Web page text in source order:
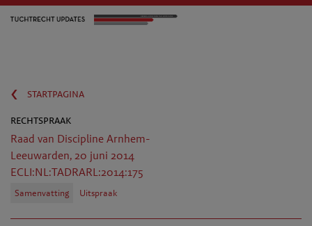
‹
startpagina
rechtspraak
Raad van Discipline Arnhem-
Leeuwarden, 20 juni 2014
ECLI:NL:TADRARL:2014:175
Samenvatting Uitspraak